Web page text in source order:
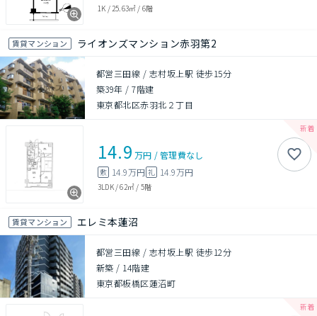
1K / 25.63㎡ / 6階
賃貸マンション ライオンズマンション赤羽第2
都営三田線 / 志村坂上駅 徒歩15分
築39年 /7階建
東京都北区赤羽北２丁目
14.9 万円 /管理費なし
敷 14.9万円 礼 14.9万円
3LDK/62㎡ / 5階
賃貸マンション エレミ本蓮沼
都営三田線 / 志村坂上駅 徒歩12分
新築 / 14階建
東京都板橋区蓮沼町